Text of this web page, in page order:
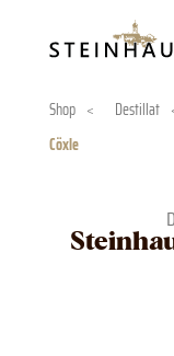
Shop < Destillat
Cöxle